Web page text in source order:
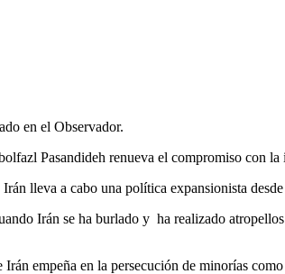
en el Observador.
Pasandideh renueva el compromiso con
lleva a cabo una política expansionista
Irán se ha burlado y ha realizado
empeña en la persecución de minorías